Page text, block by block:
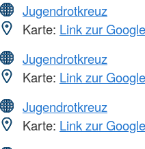
Jugendrotkreuz
Karte: Link zur
Jugendrotkreuz
Karte: Link zur
Jugendrotkreuz
Karte: Link zur